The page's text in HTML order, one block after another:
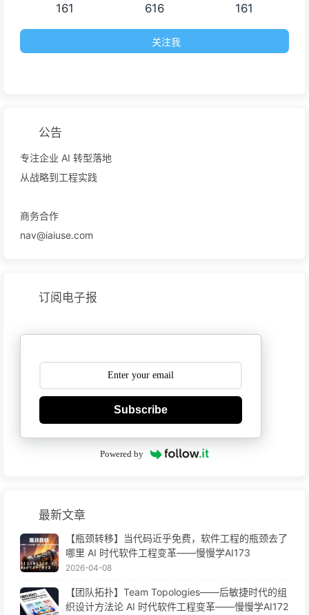
161 616 161
关注我
公告
专注企业 AI 转型落地
从战略到工程实践
商务合作
nav@iaiuse.com
订阅电子报
Subscribe
Powered by
最新文章
【瓶颈转移】当代码近乎免费，软件工程的瓶颈去了
哪里 AI 时代软件工程变革——慢慢学AI173
2026-04-08
【团队拓扑】Team Topologies——后敏捷时代的组
织设计方法论 AI 时代软件工程变革——慢慢学AI172